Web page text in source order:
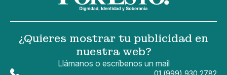
¿Quieres mostrar tu publicidad en
nuestra web?
Llámanos o escríbenos un mail